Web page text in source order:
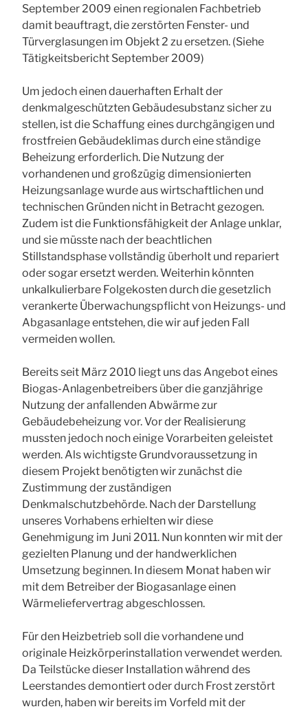
September 2009 einen regionalen Fachbetrieb
damit beauftragt, die zerstörten Fenster- und
Türverglasungen im Objekt 2 zu ersetzen. (Siehe
Tätigkeitsbericht September 2009)
Um jedoch einen dauerhaften Erhalt der
denkmalgeschützten Gebäudesubstanz sicher zu
stellen, ist die Schaffung eines durchgängigen und
frostfreien Gebäudeklimas durch eine ständige
Beheizung erforderlich. Die Nutzung der
vorhandenen und großzügig dimensionierten
Heizungsanlage wurde aus wirtschaftlichen und
technischen Gründen nicht in Betracht gezogen.
Zudem ist die Funktionsfähigkeit der Anlage unklar,
und sie müsste nach der beachtlichen
Stillstandsphase vollständig überholt und repariert
oder sogar ersetzt werden. Weiterhin könnten
unkalkulierbare Folgekosten durch die gesetzlich
verankerte Überwachungspflicht von Heizungs- und
Abgasanlage entstehen, die wir auf jeden Fall
vermeiden wollen.
Bereits seit März 2010 liegt uns das Angebot eines
Biogas-Anlagenbetreibers über die ganzjährige
Nutzung der anfallenden Abwärme zur
Gebäudebeheizung vor. Vor der Realisierung
mussten jedoch noch einige Vorarbeiten geleistet
werden. Als wichtigste Grundvoraussetzung in
diesem Projekt benötigten wir zunächst die
Zustimmung der zuständigen
Denkmalschutzbehörde. Nach der Darstellung
unseres Vorhabens erhielten wir diese
Genehmigung im Juni 2011. Nun konnten wir mit der
gezielten Planung und der handwerklichen
Umsetzung beginnen. In diesem Monat haben wir
mit dem Betreiber der Biogasanlage einen
Wärmeliefervertrag abgeschlossen.
Für den Heizbetrieb soll die vorhandene und
originale Heizkörperinstallation verwendet werden.
Da Teilstücke dieser Installation während des
Leerstandes demontiert oder durch Frost zerstört
wurden, haben wir bereits im Vorfeld mit der